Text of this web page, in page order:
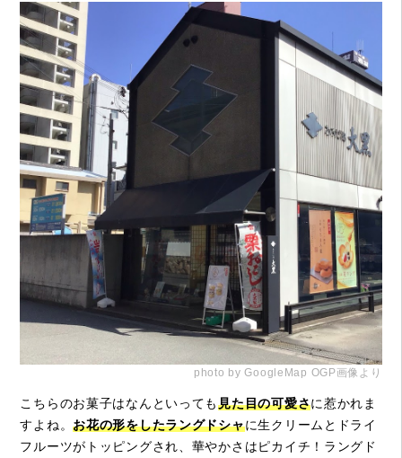
photo by GoogleMap OGP画像より
こちらのお菓子はなんといっても見た目の可愛さに惹かれま
すよね。お花の形をしたラングドシャに生クリームとドライ
フルーツがトッピングされ、華やかさはピカイチ！ラングド